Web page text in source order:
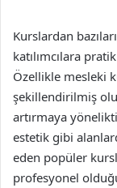
Kurslardan
katılımcılara
Özellikle mesleki
şekillendirilmiş
artırmaya
estetik gibi
eden popüler
profesyonel